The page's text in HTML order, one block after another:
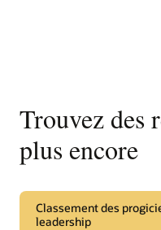
Trouvez des
plus encore
Classement des
leadership